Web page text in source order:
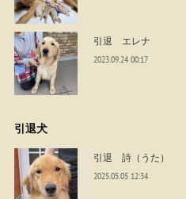
引退 エレナ
2023.09.24 00:17
引退犬
引退 詩（うた）
2025.05.05 12:34